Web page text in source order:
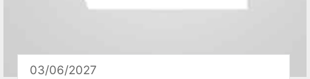
03/06/2027